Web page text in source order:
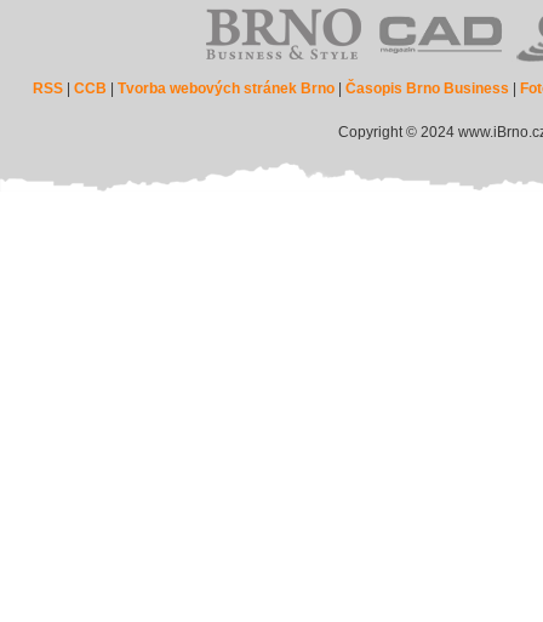
RSS |CCB |Tvorba webových stránek Brno |Časopis Brno Business
Copyright © 2024